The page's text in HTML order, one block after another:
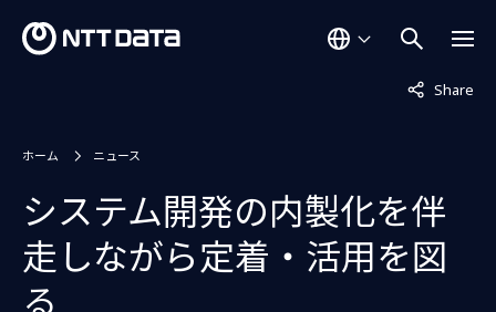
Share
非表示中
ホーム ニュース
システム開発の内製化を伴
走しながら定着・活用を図
る